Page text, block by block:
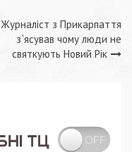
Журналіст з Прикарпаття
з`ясував чому люди не
святкують Новий Рік